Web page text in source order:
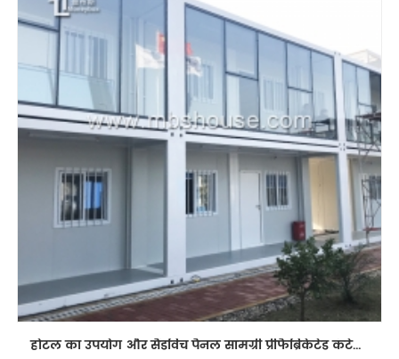
होटल का उपयोग और सैंडविच पैनल सामग्री प्रीफैब्रिकेटेड कंटेनर हाउस